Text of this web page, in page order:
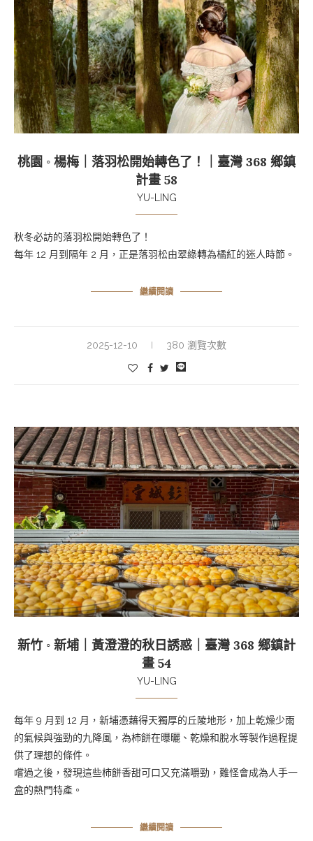
桃園 ◦ 楊梅｜落羽松開始轉色了！｜臺灣 368 鄉鎮
計畫 58
YU-LING
秋冬必訪的落羽松開始轉色了！
每年 12 月到隔年 2 月，正是落羽松由翠綠轉為橘紅的迷人時節。
繼續閱讀
2025-12-10 380 瀏覽次數
新竹 ◦ 新埔｜黃澄澄的秋日誘惑｜臺灣 368 鄉鎮計
畫 54
YU-LING
每年 9 月到 12 月，新埔憑藉得天獨厚的丘陵地形，加上乾燥少雨
的氣候與強勁的九降風，為柿餅在曝曬、乾燥和脫水等製作過程提
供了理想的條件。
嚐過之後，發現這些柿餅香甜可口又充滿嚼勁，難怪會成為人手一
盒的熱門特產。
繼續閱讀